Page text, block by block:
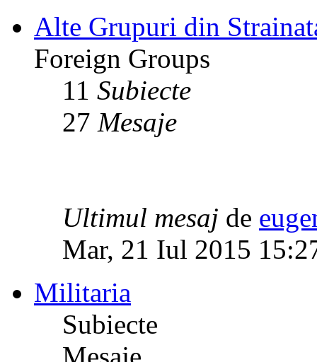
Alte Grupuri din
Foreign Groups
11 Subiecte
27 Mesaje
Ultimul mesaj de
Mar, 21 Iul 2015
Militaria
Subiecte